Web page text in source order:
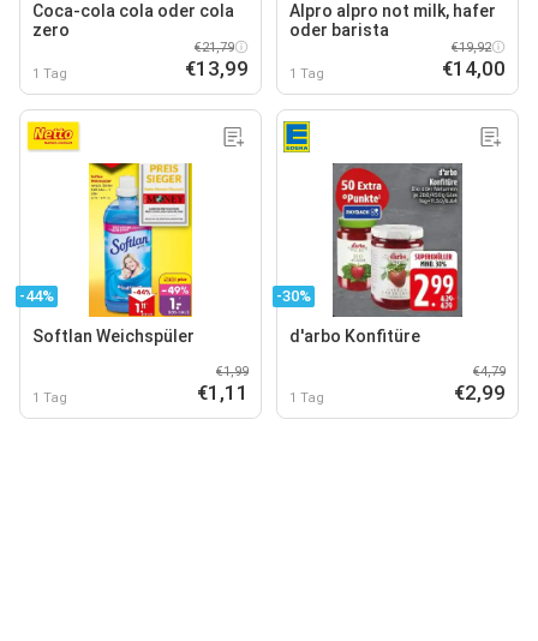
Coca-cola cola oder cola
zero
1 Tag
€21,79
€13,99
Alpro alpro not milk, hafer
oder barista
1 Tag
€19,92
€14,00
-44%
Softlan Weichspüler
1 Tag
€1,99
€1,11
-30%
d'arbo Konfitüre
1 Tag
€4,79
€2,99